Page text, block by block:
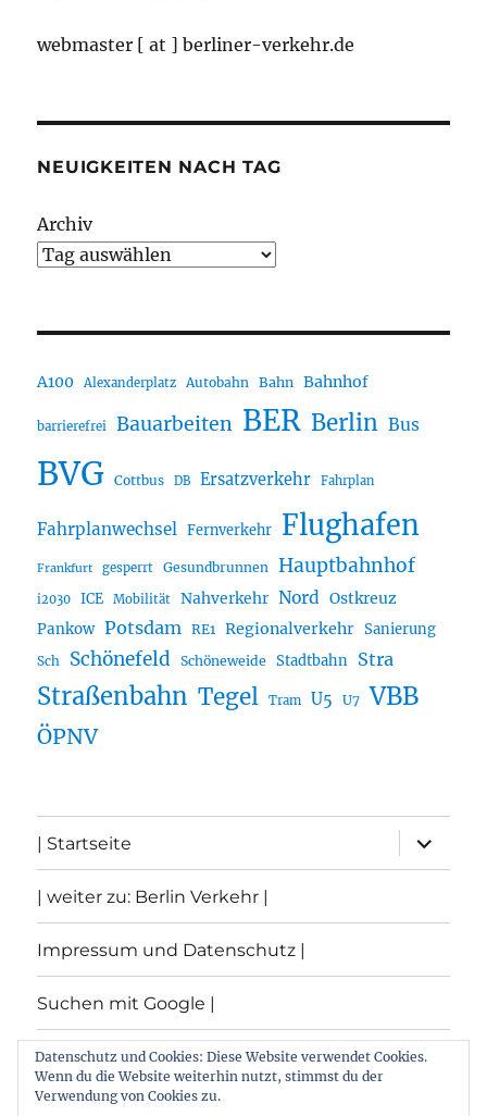
webmaster [ at ] berliner-verkehr.de
NEUIGKEITEN NACH TAG
Archiv
A100 Alexanderplatz Autobahn Bahn Bahnhof
barrierefrei Bauarbeiten BER Berlin Bus
BVG Cottbus DB Ersatzverkehr Fahrplan
Fahrplanwechsel Fernverkehr Flughafen
Frankfurt gesperrt Gesundbrunnen Hauptbahnhof
i2030 ICE Mobilität Nahverkehr Nord Ostkreuz
Pankow Potsdam RE1 Regionalverkehr Sanierung
Sch Schönefeld Schöneweide Stadtbahn Stra
Straßenbahn Tegel Tram U5 U7 VBB
ÖPNV
| Startseite
öffnen
| weiter zu: Berlin Verkehr |
Impressum und Datenschutz |
Suchen mit Google |
Themen
Datenschutz und Cookies: Diese Website verwendet Cookies.
Wenn du die Website weiterhin nutzt, stimmst du der
Verwendung von Cookies zu.